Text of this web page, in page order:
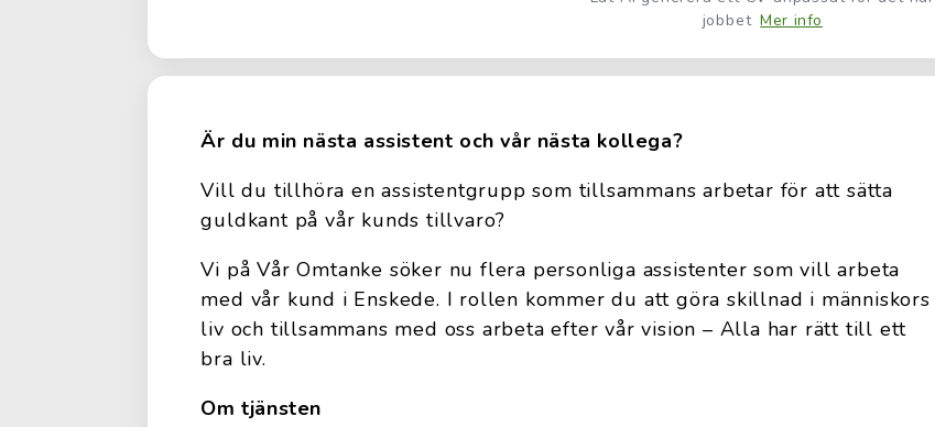
jobbet Mer info
Är du min nästa assistent och vår nästa kollega?
Vill du tillhöra en assistentgrupp som tillsammans arbetar för att sätta
guldkant på vår kunds tillvaro?
Vi på Vår Omtanke söker nu flera personliga assistenter som vill arbeta
med vår kund i Enskede. I rollen kommer du att göra skillnad i människors
liv och tillsammans med oss arbeta efter vår vision – Alla har rätt till ett
bra liv.
Om tjänsten